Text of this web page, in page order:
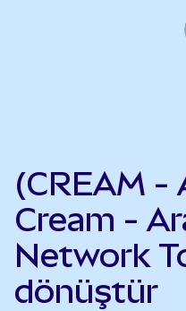
(CREAM -
Cream -
Network
dönüştür